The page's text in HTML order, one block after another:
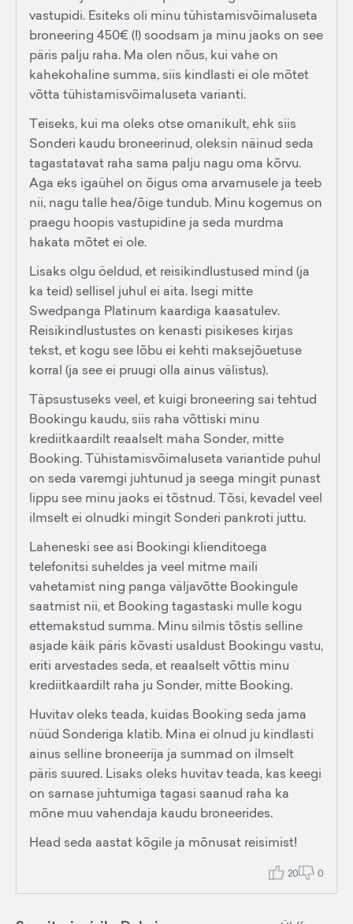
vastupidi. Esiteks oli minu tühistamisvõimaluseta
broneering 450€ (!) soodsam ja minu jaoks on see
päris palju raha. Ma olen nõus, kui vahe on
kahekohaline summa, siis kindlasti ei ole mõtet
võtta tühistamisvõimaluseta varianti.
Teiseks, kui ma oleks otse omanikult, ehk siis
Sonderi kaudu broneerinud, oleksin näinud seda
tagastatavat raha sama palju nagu oma kõrvu.
Aga eks igaühel on õigus oma arvamusele ja teeb
nii, nagu talle hea/õige tundub. Minu kogemus on
praegu hoopis vastupidine ja seda murdma
hakata mõtet ei ole.
Lisaks olgu öeldud, et reisikindlustused mind (ja
ka teid) sellisel juhul ei aita. Isegi mitte
Swedpanga Platinum kaardiga kaasatulev.
Reisikindlustustes on kenasti pisikeses kirjas
tekst, et kogu see lõbu ei kehti maksejõuetuse
korral (ja see ei pruugi olla ainus välistus).
Täpsustuseks veel, et kuigi broneering sai tehtud
Bookingu kaudu, siis raha võttiski minu
krediitkaardilt reaalselt maha Sonder, mitte
Booking. Tühistamisvõimaluseta variantide puhul
on seda varemgi juhtunud ja seega mingit punast
lippu see minu jaoks ei tõstnud. Tõsi, kevadel veel
ilmselt ei olnudki mingit Sonderi pankroti juttu.
Laheneski see asi Bookingi klienditoega
telefonitsi suheldes ja veel mitme maili
vahetamist ning panga väljavõtte Bookingule
saatmist nii, et Booking tagastaski mulle kogu
ettemakstud summa. Minu silmis tõstis selline
asjade käik päris kõvasti usaldust Bookingu vastu,
eriti arvestades seda, et reaalselt võttis minu
krediitkaardilt raha ju Sonder, mitte Booking.
Huvitav oleks teada, kuidas Booking seda jama
nüüd Sonderiga klatib. Mina ei olnud ju kindlasti
ainus selline broneerija ja summad on ilmselt
päris suured. Lisaks oleks huvitav teada, kas keegi
on sarnase juhtumiga tagasi saanud raha ka
mõne muu vahendaja kaudu broneerides.
Head seda aastat kõgile ja mõnusat reisimist!
20 0